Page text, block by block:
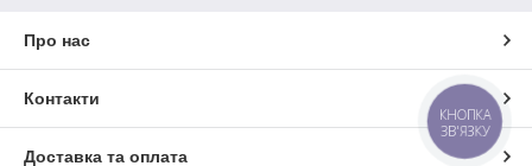
Про нас
Контакти
Доставка та оплата
КНОПКА
ЗВ'ЯЗКУ